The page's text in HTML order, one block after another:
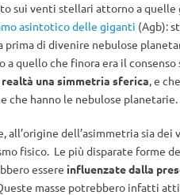
sui venti stellari attorno a
asintotico delle giganti (Agb):
prima di divenire nebulose
quello che finora era il
una simmetria sferica, e
che hanno le nebulose planetarie.
all’origine dell’asimmetria sia
fisico. Le più disparate forme
essere influenzate dalla
masse potrebbero infatti